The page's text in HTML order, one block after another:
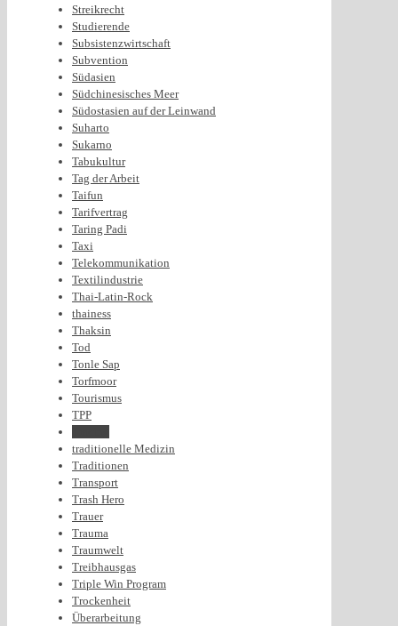
Streikrecht
Studierende
Subsistenzwirtschaft
Subvention
Südasien
Südchinesisches Meer
Südostasien auf der Leinwand
Suharto
Sukarno
Tabukultur
Tag der Arbeit
Taifun
Tarifvertrag
Taring Padi
Taxi
Telekommunikation
Textilindustrie
Thai-Latin-Rock
thainess
Thaksin
Tod
Tonle Sap
Torfmoor
Tourismus
TPP
traditionelle Medizin
Traditionen
Transport
Trash Hero
Trauer
Trauma
Traumwelt
Treibhausgas
Triple Win Program
Trockenheit
Überarbeitung